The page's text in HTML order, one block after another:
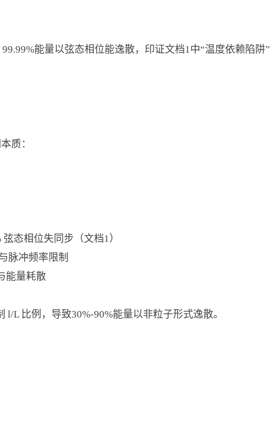
能量以弦态相位能逸散，印证文档1中“温度依赖陷阱”
质：
态相位失同步（文档1）
脉冲频率限制
能量耗散
比例，导致30%-90%能量以非粒子形式逸散。